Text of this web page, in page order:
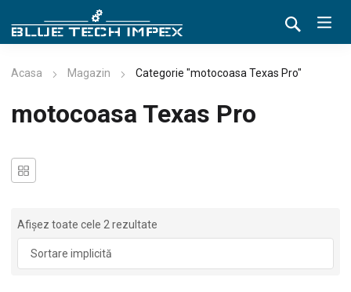
Acasa Magazin Categorie "motocoasa Texas Pro"
motocoasa Texas Pro
Afișez toate cele 2 rezultate